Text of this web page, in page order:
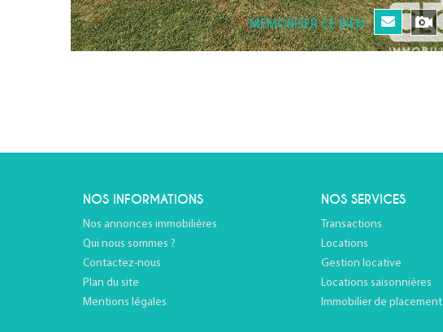
MEMORISER CE BIEN
NOS INFORMATIONS
Nos annonces immobilières
Qui nous sommes ?
Contactez-nous
Plan du site
Mentions légales
NOS SERVICES
Transactions
Locations
Gestion locative
Locations saisonnières
Immobilier de placement